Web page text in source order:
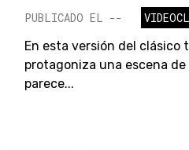
PUBLICADO EL --
En esta versión del clásico
protagoniza una escena
parece...